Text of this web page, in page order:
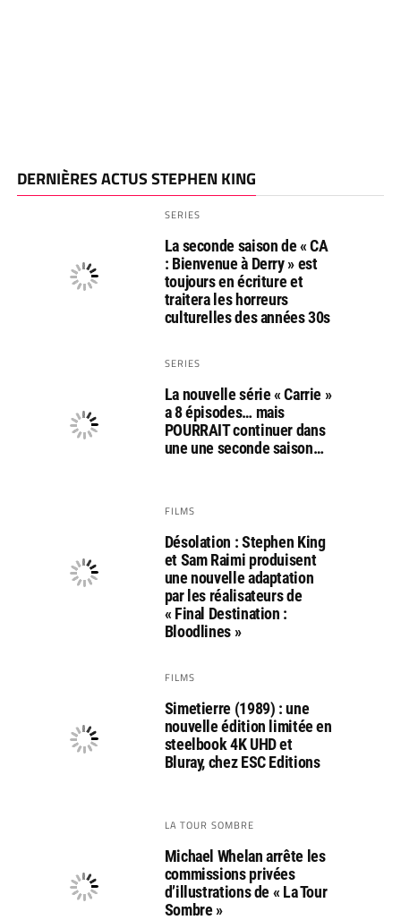
DERNIÈRES ACTUS STEPHEN KING
SERIES
La seconde saison de « CA
: Bienvenue à Derry » est
toujours en écriture et
traitera les horreurs
culturelles des années 30s
SERIES
La nouvelle série « Carrie »
a 8 épisodes… mais
POURRAIT continuer dans
une une seconde saison…
FILMS
Désolation : Stephen King
et Sam Raimi produisent
une nouvelle adaptation
par les réalisateurs de
« Final Destination :
Bloodlines »
FILMS
Simetierre (1989) : une
nouvelle édition limitée en
steelbook 4K UHD et
Bluray, chez ESC Editions
LA TOUR SOMBRE
Michael Whelan arrête les
commissions privées
d’illustrations de « La Tour
Sombre »